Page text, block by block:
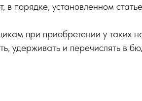
в порядке, установленном
при приобретении у таких
удерживать и перечислять в